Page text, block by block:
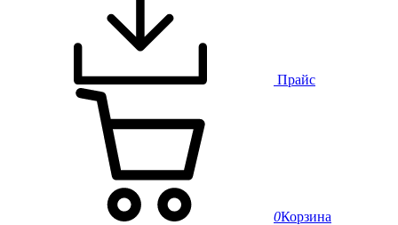
Прайс
0Корзина